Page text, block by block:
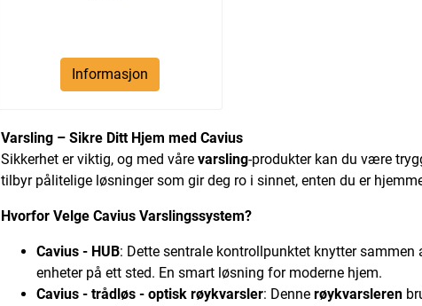
Informasjon
Varsling – Sikre Ditt Hjem med Cavius
Sikkerhet er viktig, og med våre varsling-produkter kan du være
tilbyr pålitelige løsninger som gir deg ro i sinnet, enten du er
Hvorfor Velge Cavius Varslingssystem?
Cavius - HUB: Dette sentrale kontrollpunktet knytter sammen
enheter på ett sted. En smart løsning for moderne hjem.
Cavius - trådløs - optisk røykvarsler: Denne røykvarsleren